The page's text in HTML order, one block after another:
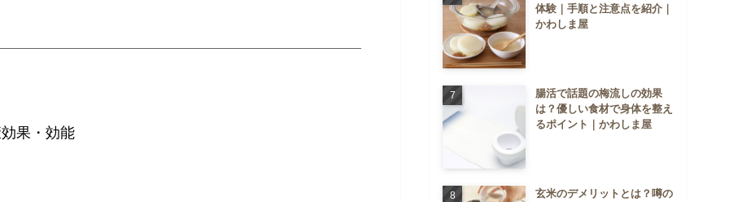
果・効能
体験｜手順と注意点を紹介｜
かわしま屋
腸活で話題の梅流しの効果
は？優しい食材で身体を整え
るポイント｜かわしま屋
玄米のデメリットとは？噂の